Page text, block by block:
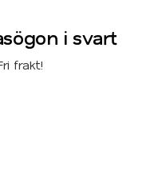
i svart
frakt!